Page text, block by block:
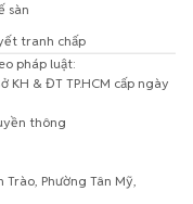
sàn
tranh chấp
pháp luật:
KH & ĐT TP.HCM cấp ngày
thông
Trào, Phường Tân Mỹ,